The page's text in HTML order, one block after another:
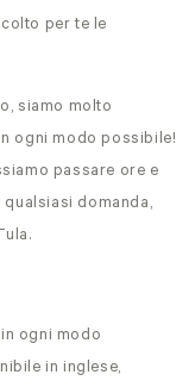
per te le
siamo molto
ogni modo possibile!
passare ore e
domanda,
ogni modo
in inglese,